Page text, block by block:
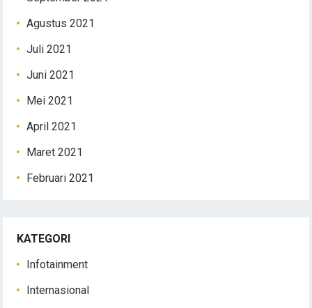
Agustus 2021
Juli 2021
Juni 2021
Mei 2021
April 2021
Maret 2021
Februari 2021
KATEGORI
Infotainment
Internasional